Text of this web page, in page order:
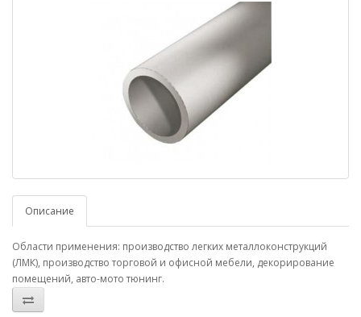
Описание
Области применения: производство легких металлоконструкций
(ЛМК), производство торговой и офисной мебели, декорирование
помещений, авто-мото тюнинг.